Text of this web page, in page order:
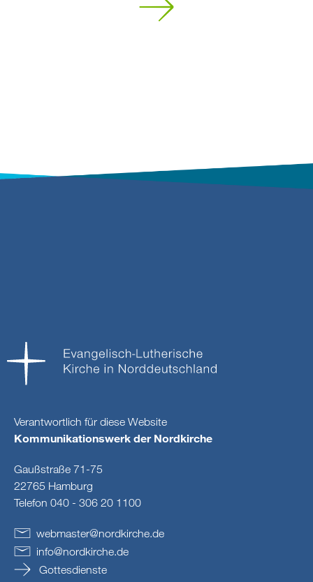
Verantwortlich für diese Website
Kommunikationswerk der Nordkirche
Gaußstraße 71-75
22765 Hamburg
Telefon 040 - 306 20 1100
webmaster@nordkirche.de
info@nordkirche.de
Gottesdienste